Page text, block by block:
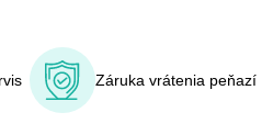
Záruka vrátenia peňazí